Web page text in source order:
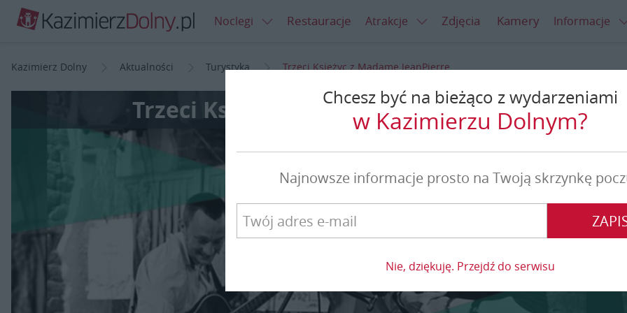
Noclegi Restauracje Atrakcje Zdjęcia Kamery Informacje
Kazimierz Dolny Aktualności Turystyka Trzeci Księżyc z Madame JeanPierre
Trzeci Księżyc z Madame JeanPierre
Chcesz być na bieżąco z wydarzeniami
w Kazimierzu Dolnym?
Najnowsze informacje prosto na Twoją skrzynkę
Nie, dziękuję. Przejdź do serwisu